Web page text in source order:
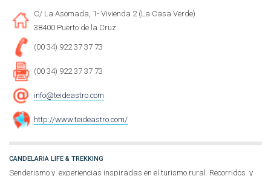
C/ La Asomada, 1- Vivienda 2 (La Casa Verde)
38400 Puerto de la Cruz
(00 34) 922 37 37 73
(00 34) 922 37 37 73
info@teideastro.com
http://www.teideastro.com/
CANDELARIA LIFE & TREKKING
Senderismo y experiencias inspiradas en el turismo rural. Recorridos y